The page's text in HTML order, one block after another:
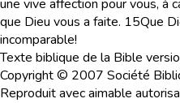
une vive affection pour vous, à
que Dieu vous a faite. 15Que
incomparable!
Texte biblique de la Bible
Copyright © 2007 Société
Reproduit avec aimable